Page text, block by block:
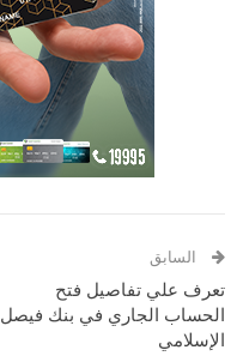
السابق
تعرف علي تفاصيل فتح
الحساب الجاري في بنك فيصل
الإسلامي